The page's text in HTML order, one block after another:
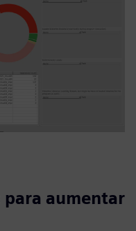
aumentar